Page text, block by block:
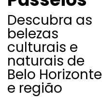
Descubra as
belezas
culturais e
naturais de
Belo Horizonte
e região